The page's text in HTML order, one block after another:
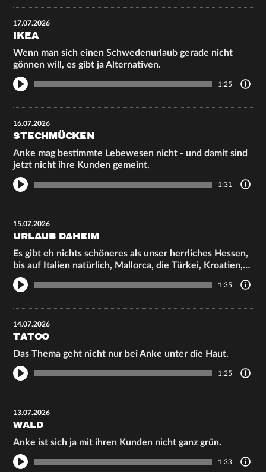
17.07.2026
IKEA
Wenn man sich einen Schwedenurlaub gerade nicht
gönnen will, es gibt ja Alternativen.
1:25
16.07.2026
STECHMÜCKEN
Anke mag bestimmte Lebewesen nicht - und damit sind
jetzt nicht ihre Kunden gemeint.
1:31
15.07.2026
URLAUB DAHEIM
Es gibt eh nichts schöneres als unser herrliches Hessen,
bis auf Italien natürlich, Mallorca, die Türkei, Kroatien,…
1:35
14.07.2026
TATOO
Das Thema geht nicht nur bei Anke unter die Haut.
1:25
13.07.2026
WALD
Anke ist sich ja mit ihren Kunden nicht ganz grün.
1:33